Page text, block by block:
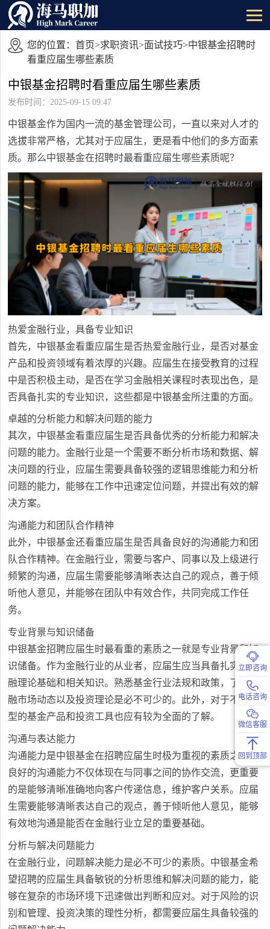
您的位置： 首页>求职资讯>面试技巧>中银基金招聘时
看重应届生哪些素质
中银基金招聘时看重应届生哪些素质
发布时间：2025-09-15 09:47
中银基金作为国内一流的基金管理公司，一直以来对人才的
选拔非常严格，尤其对于应届生，更是看中他们的多方面素
质。那么中银基金在招聘时最看重应届生哪些素质呢？
热爱金融行业，具备专业知识
首先，中银基金看重应届生是否热爱金融行业，是否对基金
产品和投资领域有着浓厚的兴趣。应届生在接受教育的过程
中是否积极主动，是否在学习金融相关课程时表现出色，是
否具备扎实的专业知识，这些都是中银基金所注重的方面。
卓越的分析能力和解决问题的能力
其次，中银基金看重应届生是否具备优秀的分析能力和解决
问题的能力。金融行业是一个需要不断分析市场和数据、解
决问题的行业，应届生需要具备较强的逻辑思维能力和分析
问题的能力，能够在工作中迅速定位问题，并提出有效的解
决方案。
沟通能力和团队合作精神
此外，中银基金还看重应届生是否具备良好的沟通能力和团
队合作精神。在金融行业，需要与客户、同事以及上级进行
频繁的沟通，应届生需要能够清晰表达自己的观点，善于倾
听他人意见，并能够在团队中有效合作，共同完成工作任
务。
专业背景与知识储备
中银基金招聘应届生时最看重的素质之一就是专业背景和知
识储备。作为金融行业的从业者，应届生应当具备扎实的金
融理论基础和相关知识。熟悉基金行业法规和政策，了解金
融市场动态以及投资理论是必不可少的。此外，对于不同类
型的基金产品和投资工具也应有较为全面的了解。
沟通与表达能力
沟通能力是中银基金在招聘应届生时极为重视的素质之一。
良好的沟通能力不仅体现在与同事之间的协作交流，更重要
的是能够清晰准确地向客户传递信息，维护客户关系。应届
生需要能够清晰表达自己的观点，善于倾听他人意见，能够
有效地沟通是能否在金融行业立足的重要基础。
分析与解决问题能力
在金融行业，问题解决能力是必不可少的素质。中银基金希
望招聘的应届生具备敏锐的分析思维和解决问题的能力，能
够在复杂的市场环境下迅速做出判断和应对。对于风险的识
别和管理、投资决策的理性分析，都需要应届生具备较强的
立即咨询
电话咨询
微信客服
回到顶部